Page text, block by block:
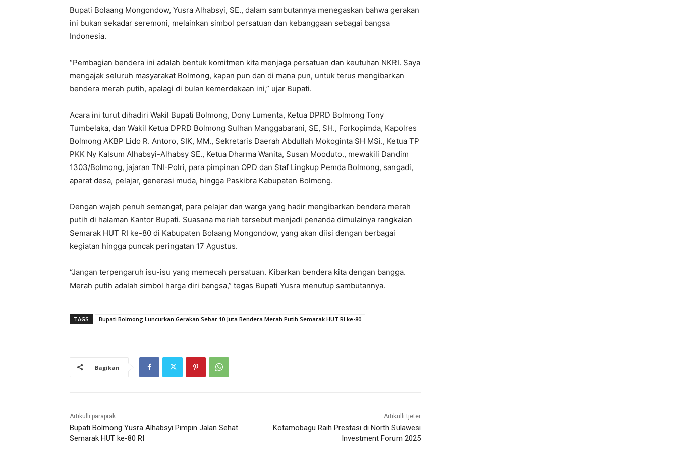
Bupati Bolaang Mongondow, Yusra Alhabsyi, SE., dalam sambutannya menegaskan bahwa gerakan
ini bukan sekadar seremoni, melainkan simbol persatuan dan kebanggaan sebagai bangsa
Indonesia.
“Pembagian bendera ini adalah bentuk komitmen kita menjaga persatuan dan keutuhan NKRI. Saya
mengajak seluruh masyarakat Bolmong, kapan pun dan di mana pun, untuk terus mengibarkan
bendera merah putih, apalagi di bulan kemerdekaan ini,” ujar Bupati.
Acara ini turut dihadiri Wakil Bupati Bolmong, Dony Lumenta, Ketua DPRD Bolmong Tony
Tumbelaka, dan Wakil Ketua DPRD Bolmong Sulhan Manggabarani, SE, SH., Forkopimda, Kapolres
Bolmong AKBP Lido R. Antoro, SIK, MM., Sekretaris Daerah Abdullah Mokoginta SH MSi., Ketua TP
PKK Ny Kalsum Alhabsyi-Alhabsy SE., Ketua Dharma Wanita, Susan Mooduto., mewakili Dandim
1303/Bolmong, jajaran TNI-Polri, para pimpinan OPD dan Staf Lingkup Pemda Bolmong, sangadi,
aparat desa, pelajar, generasi muda, hingga Paskibra Kabupaten Bolmong.
Dengan wajah penuh semangat, para pelajar dan warga yang hadir mengibarkan bendera merah
putih di halaman Kantor Bupati. Suasana meriah tersebut menjadi penanda dimulainya rangkaian
Semarak HUT RI ke-80 di Kabupaten Bolaang Mongondow, yang akan diisi dengan berbagai
kegiatan hingga puncak peringatan 17 Agustus.
“Jangan terpengaruh isu-isu yang memecah persatuan. Kibarkan bendera kita dengan bangga.
Merah putih adalah simbol harga diri bangsa,” tegas Bupati Yusra menutup sambutannya.
TAGS Bupati Bolmong Luncurkan Gerakan Sebar 10 Juta Bendera Merah Putih Semarak HUT RI ke-80
Bagikan
Artikulli paraprak
Bupati Bolmong Yusra Alhabsyi Pimpin Jalan Sehat
Semarak HUT ke-80 RI
Artikulli tjetër
Kotamobagu Raih Prestasi di North Sulawesi
Investment Forum 2025